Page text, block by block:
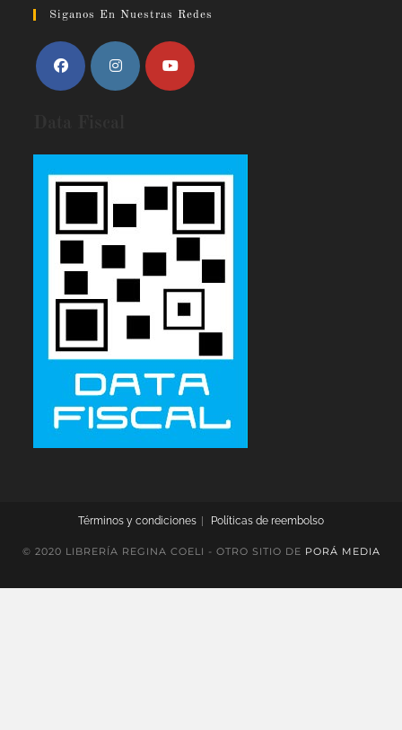
Siganos En Nuestras Redes
Términos y condiciones Políticas de reembolso
© 2020 LIBRERÍA REGINA COELI - OTRO SITIO DE PORÁ MEDIA